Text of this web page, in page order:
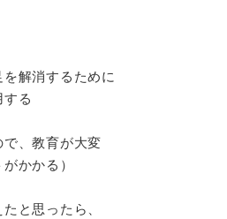
を解消するために
る
で、教育が大変
かかる）
と思ったら、